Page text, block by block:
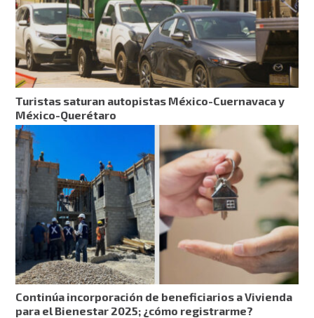
Turistas saturan autopistas México-Cuernavaca y
México-Querétaro
Continúa incorporación de beneficiarios a Vivienda
para el Bienestar 2025; ¿cómo registrarme?